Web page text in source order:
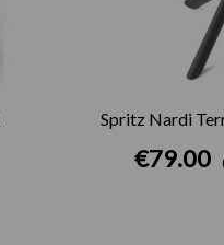
Spritz Nardi
€79.00